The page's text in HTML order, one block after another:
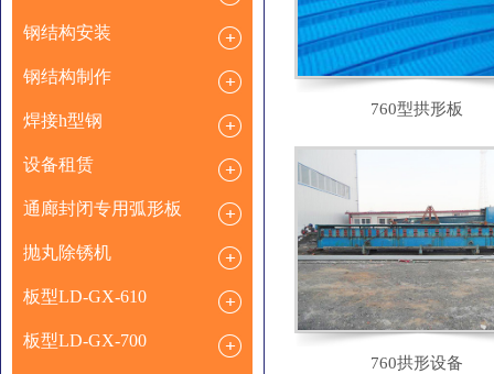
钢结构安装
钢结构制作
焊接h型钢
设备租赁
通廊封闭专用弧形板
抛丸除锈机
板型LD-GX-610
板型LD-GX-700
760型拱形板
760拱形设备